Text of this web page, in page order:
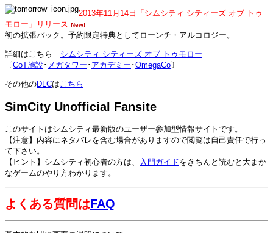
2013年11月14日「シムシティ シティーズ オブ トゥ
モロー」リリース
New!
初の拡張パック。予約限定特典としてローンチ・アルコロジー。
詳細はこちら シムシティ シティーズ オブ トゥモロー
〔CoT施設･ メガタワー ･ アカデミー ･OmegaCo〕
その他のDLCはこちら
SimCity Unofficial Fansite
このサイトはシムシティ最新版のユーザー参加型情報サイトです。
【注意】内容にネタバレを含む場合がありますので閲覧は自己責任で行っ
て下さい。
【ヒント】シムシティ初心者の方は、
入門ガイドをきちんと読むと大まか
なゲームのやり方わかります。
よくある質問はFAQ